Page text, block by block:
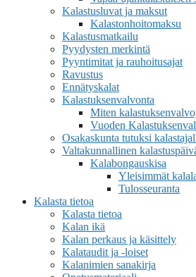
Kalastusluvat ja maksut
Kalastonhoitomaksu
Kalastusmatkailu
Pyydysten merkintä
Pyyntimitat ja rauhoitusajat
Ravustus
Ennätyskalat
Kalastuksenvalvonta
Miten
Vuoden
Osakaskunta tutuksi
Valtakunnallinen
Kalabongauskisa
Yleisimmät
Tulosseuranta
Kalasta tietoa
Kalasta tietoa
Kalan ikä
Kalan perkaus ja käsittely
Kalataudit ja -loiset
Kalanimien sanakirja